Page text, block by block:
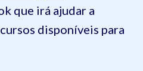
que irá ajudar a
disponíveis para